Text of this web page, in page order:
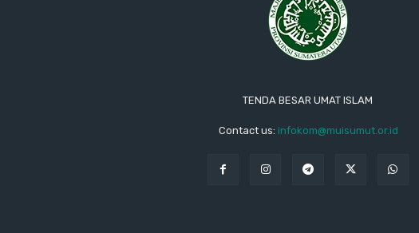
TENDA BESAR UMAT ISLAM
Contact us: infokom@muisumut.or.id